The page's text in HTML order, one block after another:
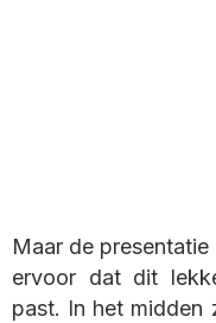
Maar de
ervoor dat dit
past. In het midden